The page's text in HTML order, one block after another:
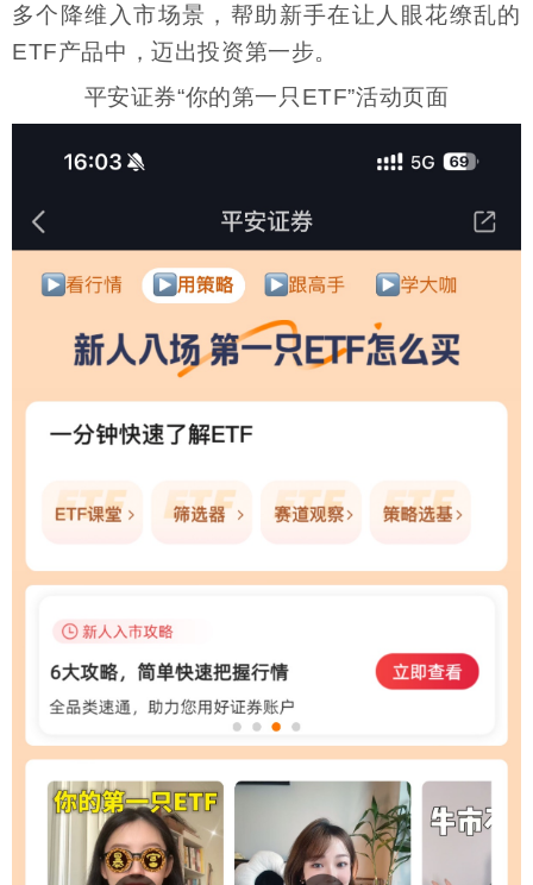
多个降维入市场景，帮助新手在让人眼花缭乱的
ETF产品中，迈出投资第一步。
平安证券“你的第一只ETF”活动页面